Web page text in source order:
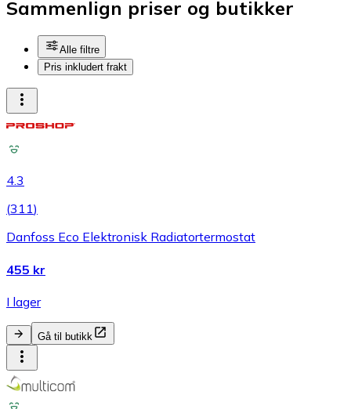
Sammenlign priser og butikker
Alle filtre
Pris inkludert frakt
4.3
(311)
Danfoss Eco Elektronisk Radiatortermostat
455 kr
I lager
Gå til butikk